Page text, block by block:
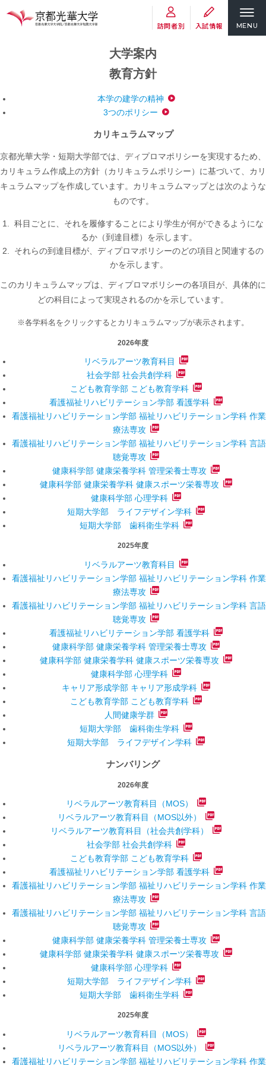
訪問者別 入試情報 MENU
大学案内
教育方針
本学の建学の精神
3つのポリシー
カリキュラムマップ
京都光華大学・短期大学部では、ディプロマポリシーを実現するため、
カリキュラム作成上の方針（カリキュラムポリシー）に基づいて、カリ
キュラムマップを作成しています。カリキュラムマップとは次のような
ものです。
科目ごとに、それを履修することにより学生が何ができるようにな
るか（到達目標）を示します。
それらの到達目標が、ディプロマポリシーのどの項目と関連するの
かを示します。
このカリキュラムマップは、ディプロマポリシーの各項目が、具体的に
どの科目によって実現されるのかを示しています。
※各学科名をクリックするとカリキュラムマップが表示されます。
2026年度
リベラルアーツ教育科目
社会学部 社会共創学科
こども教育学部 こども教育学科
看護福祉リハビリテーション学部 看護学科
看護福祉リハビリテーション学部 福祉リハビリテーション学科 作業
療法専攻
看護福祉リハビリテーション学部 福祉リハビリテーション学科 言語
聴覚専攻
健康科学部 健康栄養学科 管理栄養士専攻
健康科学部 健康栄養学科 健康スポーツ栄養専攻
健康科学部 心理学科
短期大学部 ライフデザイン学科
短期大学部 歯科衛生学科
2025年度
リベラルアーツ教育科目
看護福祉リハビリテーション学部 福祉リハビリテーション学科 作業
療法専攻
看護福祉リハビリテーション学部 福祉リハビリテーション学科 言語
聴覚専攻
看護福祉リハビリテーション学部 看護学科
健康科学部 健康栄養学科 管理栄養士専攻
健康科学部 健康栄養学科 健康スポーツ栄養専攻
健康科学部 心理学科
キャリア形成学部 キャリア形成学科
こども教育学部 こども教育学科
人間健康学群
短期大学部 歯科衛生学科
短期大学部 ライフデザイン学科
ナンバリング
2026年度
リベラルアーツ教育科目（MOS）
リベラルアーツ教育科目（MOS以外）
リベラルアーツ教育科目（社会共創学科）
社会学部 社会共創学科
こども教育学部 こども教育学科
看護福祉リハビリテーション学部 看護学科
看護福祉リハビリテーション学部 福祉リハビリテーション学科 作業
療法専攻
看護福祉リハビリテーション学部 福祉リハビリテーション学科 言語
聴覚専攻
健康科学部 健康栄養学科 管理栄養士専攻
健康科学部 健康栄養学科 健康スポーツ栄養専攻
健康科学部 心理学科
短期大学部 ライフデザイン学科
短期大学部 歯科衛生学科
2025年度
リベラルアーツ教育科目（MOS）
リベラルアーツ教育科目（MOS以外）
看護福祉リハビリテーション学部 福祉リハビリテーション学科 作業